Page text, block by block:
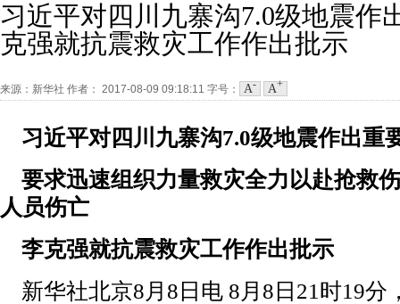
习近平对四川九寨沟7.0级地震作
克强就抗震救灾工作作出批示
来源：新华社 作者： 2017-08-09 09:18:11 字号： A- A+
习近平对四川九寨沟7.0级地震作出重
要求迅速组织力量救灾全力以赴抢救
人员伤亡
李克强就抗震救灾工作作出批示
新华社北京8月8日电 8月8日21时19分